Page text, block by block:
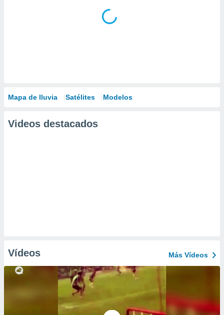
Mapa de lluvia Satélites Modelos
Videos destacados
Vídeos Más Vídeos